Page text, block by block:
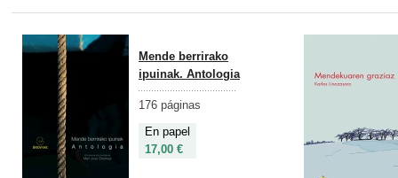
Mende berrirako
ipuinak. Antologia
176 páginas
En papel
17,00 €